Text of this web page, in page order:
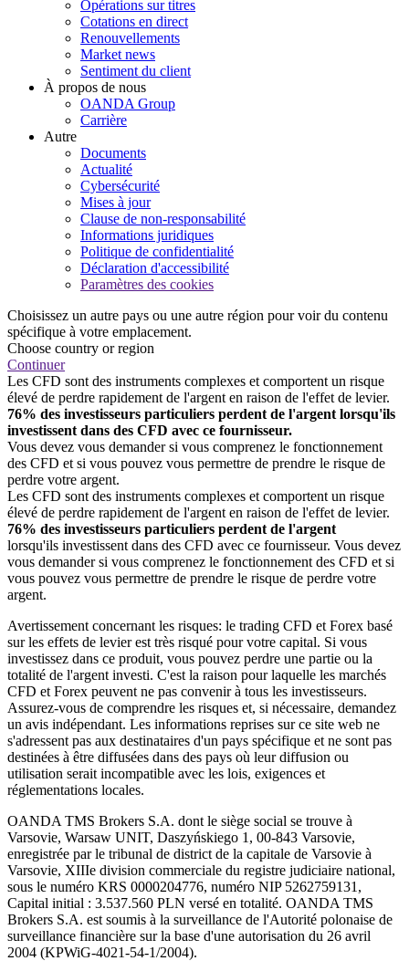
Opérations sur titres
Cotations en direct
Renouvellements
Market news
Sentiment du client
À propos de nous
OANDA Group
Carrière
Autre
Documents
Actualité
Cybersécurité
Mises à jour
Clause de non-responsabilité
Informations juridiques
Politique de confidentialité
Déclaration d'accessibilité
Paramètres des cookies
Choisissez un autre pays ou une autre région pour voir du contenu
spécifique à votre emplacement.
Choose country or region
Continuer
Les CFD sont des instruments complexes et comportent un risque
élevé de perdre rapidement de l'argent en raison de l'effet de levier.
76% des investisseurs particuliers perdent de l'argent lorsqu'ils
investissent dans des CFD avec ce fournisseur.
Vous devez vous demander si vous comprenez le fonctionnement
des CFD et si vous pouvez vous permettre de prendre le risque de
perdre votre argent.
Les CFD sont des instruments complexes et comportent un risque
élevé de perdre rapidement de l'argent en raison de l'effet de levier.
76% des investisseurs particuliers perdent de l'argent
lorsqu'ils investissent dans des CFD avec ce fournisseur. Vous devez
vous demander si vous comprenez le fonctionnement des CFD et si
vous pouvez vous permettre de prendre le risque de perdre votre
argent.
Avertissement concernant les risques: le trading CFD et Forex basé
sur les effets de levier est très risqué pour votre capital. Si vous
investissez dans ce produit, vous pouvez perdre une partie ou la
totalité de l'argent investi. C'est la raison pour laquelle les marchés
CFD et Forex peuvent ne pas convenir à tous les investisseurs.
Assurez-vous de comprendre les risques et, si nécessaire, demandez
un avis indépendant. Les informations reprises sur ce site web ne
s'adressent pas aux destinataires d'un pays spécifique et ne sont pas
destinées à être diffusées dans des pays où leur diffusion ou
utilisation serait incompatible avec les lois, exigences et
réglementations locales.
OANDA TMS Brokers S.A. dont le siège social se trouve à
Varsovie, Warsaw UNIT, Daszyńskiego 1, 00-843 Varsovie,
enregistrée par le tribunal de district de la capitale de Varsovie à
Varsovie, XIIIe division commerciale du registre judiciaire national,
sous le numéro KRS 0000204776, numéro NIP 5262759131,
Capital initial : 3.537.560 PLN versé en totalité. OANDA TMS
Brokers S.A. est soumis à la surveillance de l'Autorité polonaise de
surveillance financière sur la base d'une autorisation du 26 avril
2004 (KPWiG-4021-54-1/2004).